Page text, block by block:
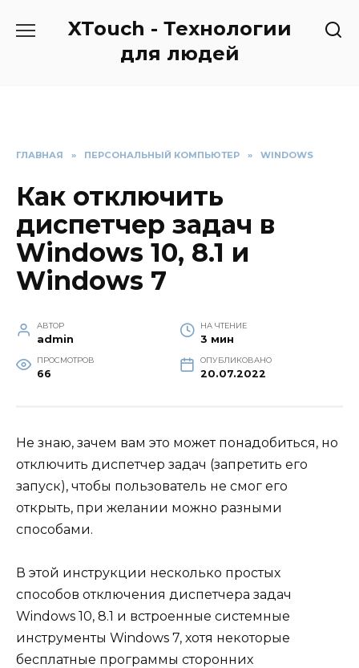
XTouch - Технологии
для людей
ГЛАВНАЯ » ПЕРСОНАЛЬНЫЙ КОМПЬЮТЕР » WINDOWS
Как отключить
диспетчер задач в
Windows 10, 8.1 и
Windows 7
АВТОР
admin
НА ЧТЕНИЕ
3 мин
ПРОСМОТРОВ
66
ОПУБЛИКОВАНО
20.07.2022
Не знаю, зачем вам это может понадобиться, но
отключить диспетчер задач (запретить его
запуск), чтобы пользователь не смог его
открыть, при желании можно разными
способами.
В этой инструкции несколько простых
способов отключения диспетчера задач
Windows 10, 8.1 и встроенные системные
инструменты Windows 7, хотя некоторые
бесплатные программы сторонних